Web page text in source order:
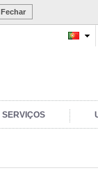
Fechar
SERVIÇOS